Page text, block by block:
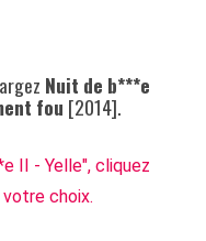
Nuit de b***e
fou [2014].
II - Yelle", cliquez
choix.